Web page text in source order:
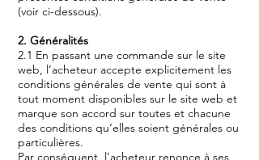
(voir ci-dessous).
2. Généralités
2.1 En passant une commande sur le site
web, l’acheteur accepte explicitement les
conditions générales de vente qui sont à
tout moment disponibles sur le site web et
marque son accord sur toutes et chacune
des conditions qu’elles soient générales ou
particulières.
Par conséquent, l’acheteur renonce à ses